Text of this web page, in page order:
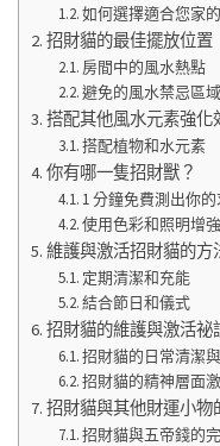
如何選擇適合您家
招財貓的最佳擺放位置
房間中的風水熱點
避免的風水禁忌區域
搭配其他風水元素強化
搭配植物和水元素
你有哪一隻招財獸？
1 分鐘免費測出你
使用色彩和照明增
維護與激活招財貓的方
定期清潔和充能
結合節日和儀式
招財貓的維護與激活祕
招財貓的日常清潔
招財貓的精神層面
招財貓與其他財運小物
招財貓與五帝錢的